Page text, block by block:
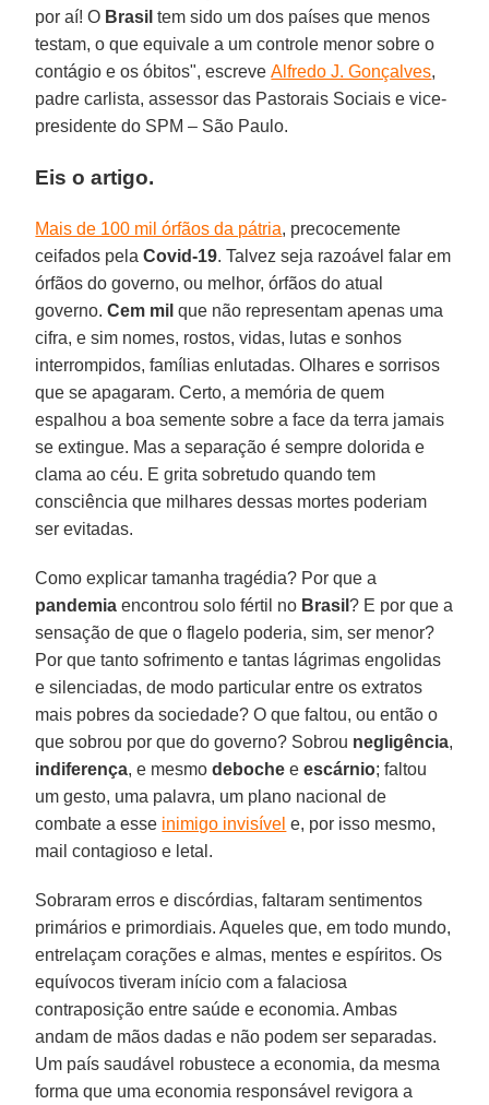
por aí! O Brasil tem sido um dos países que menos
testam, o que equivale a um controle menor sobre o
contágio e os óbitos", escreveAlfredo J. Gonçalves,
padre carlista, assessor das Pastorais Sociais e vice-
presidente do SPM – São Paulo.
Eis o artigo.
Mais de 100 mil órfãos da pátria, precocemente
ceifados pelaCovid-19. Talvez seja razoável falar em
órfãos do governo, ou melhor, órfãos do atual
governo.Cem mil que não representam apenas uma
cifra, e sim nomes, rostos, vidas, lutas e sonhos
interrompidos, famílias enlutadas. Olhares e sorrisos
que se apagaram. Certo, a memória de quem
espalhou a boa semente sobre a face da terra jamais
se extingue. Mas a separação é sempre dolorida e
clama ao céu. E grita sobretudo quando tem
consciência que milhares dessas mortes poderiam
ser evitadas.
Como explicar tamanha tragédia? Por que a
pandemia encontrou solo fértil no Brasil? E por que a
sensação de que o flagelo poderia, sim, ser menor?
Por que tanto sofrimento e tantas lágrimas engolidas
e silenciadas, de modo particular entre os extratos
mais pobres da sociedade? O que faltou, ou então o
que sobrou por que do governo? Sobrou negligência,
indiferença, e mesmodeboche eescárnio; faltou
um gesto, uma palavra, um plano nacional de
combate a esse inimigo invisível e, por isso mesmo,
mail contagioso e letal.
Sobraram erros e discórdias, faltaram sentimentos
primários e primordiais. Aqueles que, em todo mundo,
entrelaçam corações e almas, mentes e espíritos. Os
equívocos tiveram início com a falaciosa
contraposição entre saúde e economia. Ambas
andam de mãos dadas e não podem ser separadas.
Um país saudável robustece a economia, da mesma
forma que uma economia responsável revigora a